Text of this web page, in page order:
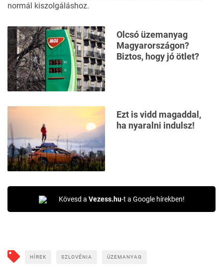
normál kiszolgáláshoz.
Olcsó üzemanyag
Magyarországon?
Biztos, hogy jó ötlet?
Ezt is vidd magaddal,
ha nyaralni indulsz!
Kövesd a Vezess.hu-t a Google hírekben!
HÍREK SZLOVÉNIA ÜZEMANYAG